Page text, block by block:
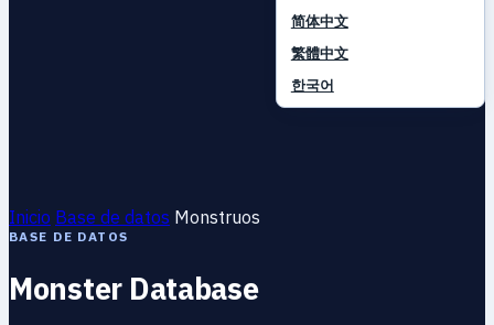
简体中文
繁體中文
한국어
Inicio Base de datos Monstruos
BASE DE DATOS
Monster Database